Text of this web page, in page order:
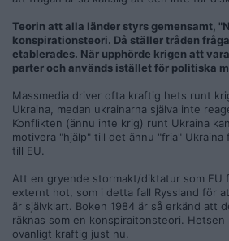
Teorin att alla länder styrs gemensamt,
konspirationsteori. Då ställer tråden
etablerades. När upphörde krigen att
parter och används istället för politiska
Massmedia driver ofta kraftig hets runt
Ukraina, medan ukrainarna själva inte
Konflikten (ännu inte krig) runt Ukraina
motivera "hjälp" till det ännu "fria"
till EU.
Att en gryende stormakt/diktatur som EU
externt hot, som i detta fall Ryssland för
är självklart. Boken 1984 är så erkänd att
räknas som en konspiraitonsteori. Hetsen
ovanligt kraftig just nu.